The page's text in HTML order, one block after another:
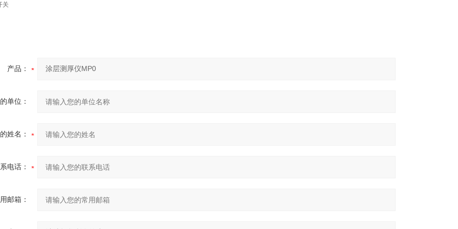
关
产品：
单位：
姓名：
电话：
邮箱：